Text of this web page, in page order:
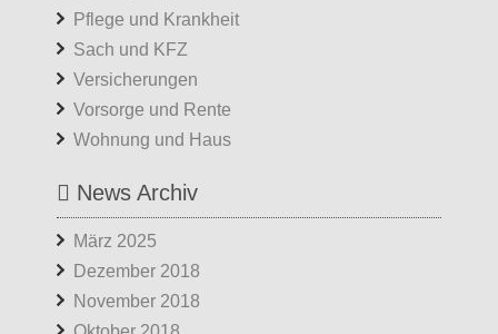
Pflege und Krankheit
Sach und KFZ
Versicherungen
Vorsorge und Rente
Wohnung und Haus
News Archiv
März 2025
Dezember 2018
November 2018